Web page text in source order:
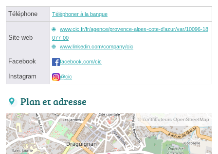
Téléphone Téléphoner à la banque
Site web
www.cic.fr/fr/agence/provence-alpes-cote-d'azur/var/10096-18
077-00
www.linkedin.com/company/cic
Facebook facebook.com/cic
Instagram @cic
Plan et adresse
© contributeurs OpenStreetMap